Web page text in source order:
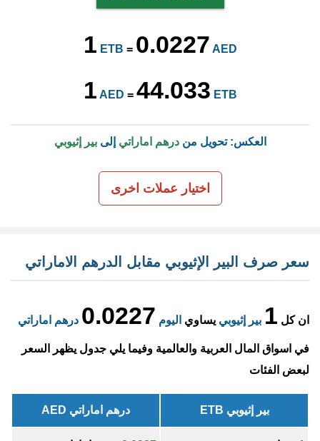
1 ETB = 0.0227 AED
1 AED = 44.033 ETB
العكس: تحويل مندرهم اماراتي إلىبير إثيوبي
اختيار عملات اخرى
سعر صرف البير الإثيوبي مقابل الدرهم الاماراتي
ان كل 1 بير إثيوبي يساوي اليوم 0.0227 درهم اماراتي
في اسواق المال العربية والعالمية وفيما يلي جدول يظهر السعر
لبعض الفئات
بير إثيوبي ETB درهم اماراتي AED